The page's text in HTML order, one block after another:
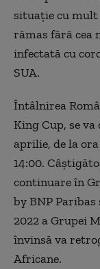
situație cu mult
rămas fără cea
infectată cu
SUA.
Întâlnirea
King Cup, se
aprilie, de la
14:00.
continuare în
by BNP
2022 a Grupei
învinsă va
Africane.